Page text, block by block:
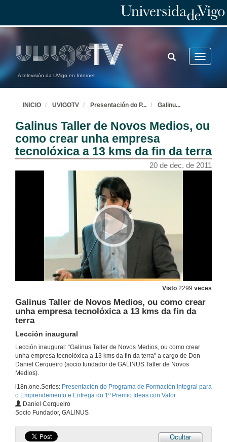
A televisión da UVigo en Internet
Toggle
TOGGLE
SEARCH
INICIO UVIGOTV Presentación do P... Galinu...
Galinus Taller de Novos Medios, ou
como crear unha empresa
tecnolóxica a 13 kms da fin da terra
20 de dec. de 2011
Visto 2299 veces
Galinus Taller de Novos Medios, ou como crear
unha empresa tecnolóxica a 13 kms da fin da
terra
Lección inaugural
Lección inaugural: “Galinus Taller de Novos Medios, ou como crear
unha empresa tecnolóxica a 13 kms da fin da terra" a cargo de Don
Daniel Cerqueiro (socio fundador de GALINUS Taller de Novos
Medios).
i18n.one.Series: Presentación do Programa de Formación Integral para
o Emprendemento e Entrega do 1º Premio Ideas con Valor
Daniel Cerqueiro
Socio Fundador, GALINUS
Ocultar
Apertura do Acto